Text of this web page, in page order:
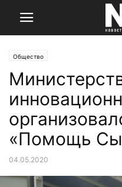
Общество
«Помощь
04.05.2020